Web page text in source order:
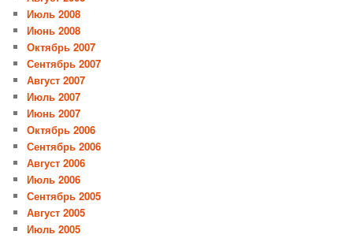
Июль 2008
Июнь 2008
Октябрь 2007
Сентябрь 2007
Август 2007
Июль 2007
Июнь 2007
Октябрь 2006
Сентябрь 2006
Август 2006
Июль 2006
Сентябрь 2005
Август 2005
Июль 2005